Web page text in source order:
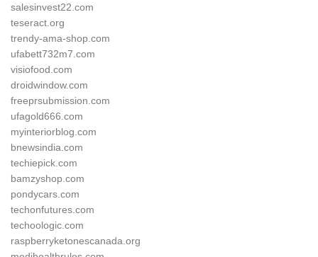
salesinvest22.com
teseract.org
trendy-ama-shop.com
ufabett732m7.com
visiofood.com
droidwindow.com
freeprsubmission.com
ufagold666.com
myinteriorblog.com
bnewsindia.com
techiepick.com
bamzyshop.com
pondycars.com
techonfutures.com
techoologic.com
raspberryketonescanada.org